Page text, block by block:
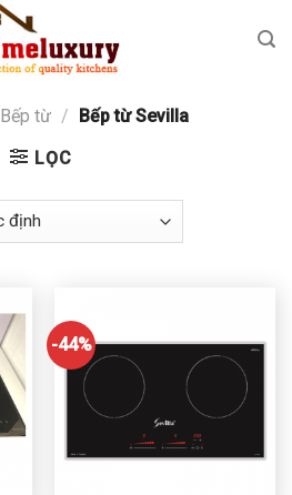
Bếp từ / Bếp từ Sevilla
LỌC
-44%